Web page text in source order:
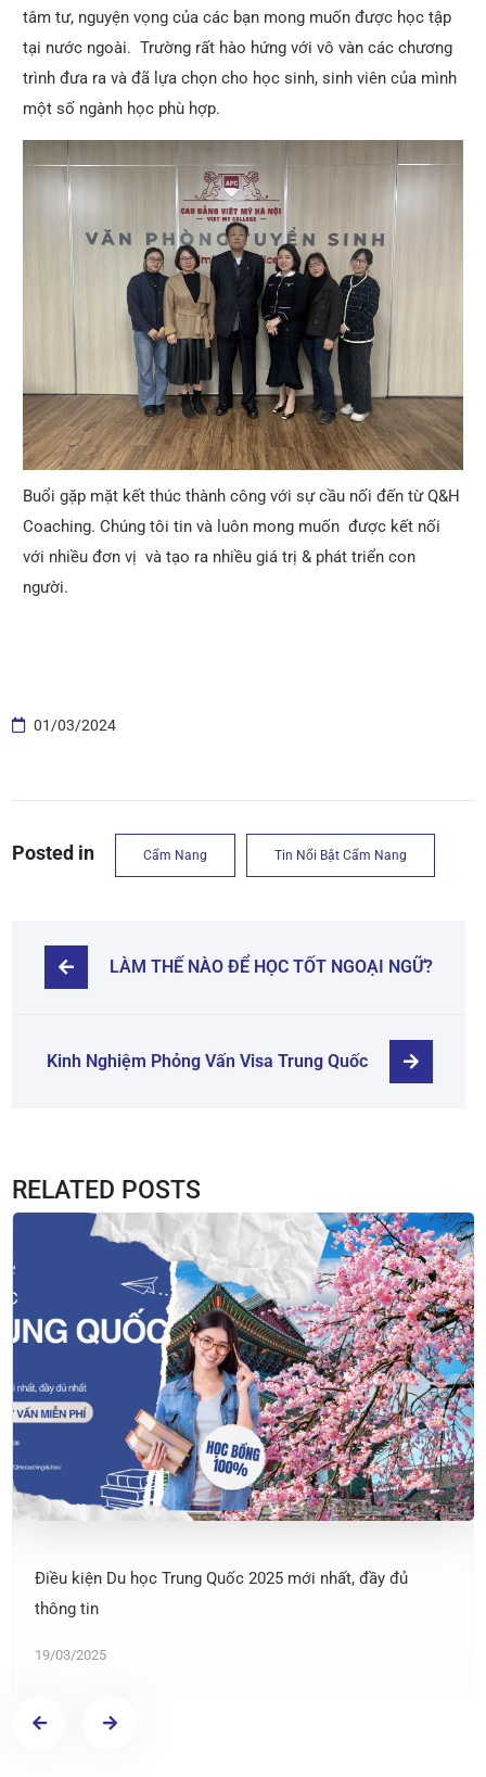
tâm tư, nguyện vọng của các bạn mong muốn được học tập
tại nước ngoài. Trường rất hào hứng với vô vàn các chương
trình đưa ra và đã lựa chọn cho học sinh, sinh viên của mình
một số ngành học phù hợp.
Buổi gặp mặt kết thúc thành công với sự cầu nối đến từ Q&H
Coaching. Chúng tôi tin và luôn mong muốn được kết nối
với nhiều đơn vị và tạo ra nhiều giá trị & phát triển con
người.
01/03/2024
Posted in Cẩm Nang Tin Nổi Bật Cẩm Nang
LÀM THẾ NÀO ĐỂ HỌC TỐT NGOẠI NGỮ?
Kinh Nghiệm Phỏng Vấn Visa Trung Quốc
RELATED POSTS
Điều kiện Du học Trung Quốc 2025 mới nhất, đầy đủ
thông tin
19/03/2025